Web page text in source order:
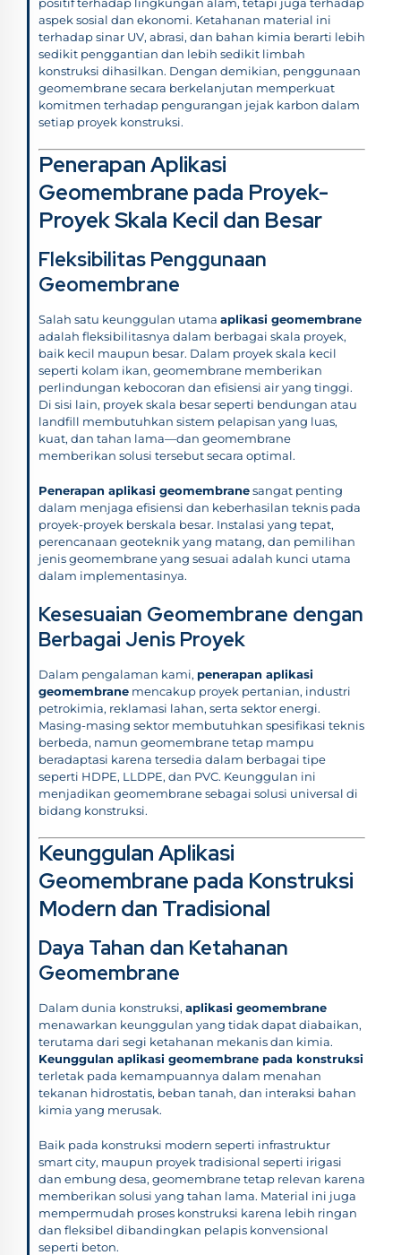
aspek sosial dan ekonomi. Ketahanan material ini
terhadap sinar UV, abrasi, dan bahan kimia berarti lebih
sedikit penggantian dan lebih sedikit limbah
konstruksi dihasilkan. Dengan demikian, penggunaan
geomembrane secara berkelanjutan memperkuat
komitmen terhadap pengurangan jejak karbon dalam
setiap proyek konstruksi.
Penerapan Aplikasi
Geomembrane pada Proyek-
Proyek Skala Kecil dan Besar
Fleksibilitas Penggunaan
Geomembrane
Salah satu keunggulan utama aplikasi geomembrane
adalah fleksibilitasnya dalam berbagai skala proyek,
baik kecil maupun besar. Dalam proyek skala kecil
seperti kolam ikan, geomembrane memberikan
perlindungan kebocoran dan efisiensi air yang tinggi.
Di sisi lain, proyek skala besar seperti bendungan atau
landfill membutuhkan sistem pelapisan yang luas,
kuat, dan tahan lama—dan geomembrane
memberikan solusi tersebut secara optimal.
Penerapan aplikasi geomembranesangat penting
dalam menjaga efisiensi dan keberhasilan teknis pada
proyek-proyek berskala besar. Instalasi yang tepat,
perencanaan geoteknik yang matang, dan pemilihan
jenis geomembrane yang sesuai adalah kunci utama
dalam implementasinya.
Kesesuaian Geomembrane dengan
Berbagai Jenis Proyek
Dalam pengalaman kami, penerapan aplikasi
geomembrane mencakup proyek pertanian, industri
petrokimia, reklamasi lahan, serta sektor energi.
Masing-masing sektor membutuhkan spesifikasi teknis
berbeda, namun geomembrane tetap mampu
beradaptasi karena tersedia dalam berbagai tipe
seperti HDPE, LLDPE, dan PVC. Keunggulan ini
menjadikan geomembrane sebagai solusi universal di
bidang konstruksi.
Keunggulan Aplikasi
Geomembrane pada Konstruksi
Modern dan Tradisional
Daya Tahan dan Ketahanan
Geomembrane
Dalam dunia konstruksi, aplikasi geomembrane
menawarkan keunggulan yang tidak dapat diabaikan,
terutama dari segi ketahanan mekanis dan kimia.
Keunggulan aplikasi geomembrane pada konstruksi
terletak pada kemampuannya dalam menahan
tekanan hidrostatis, beban tanah, dan interaksi bahan
kimia yang merusak.
Baik pada konstruksi modern seperti infrastruktur
smart city, maupun proyek tradisional seperti irigasi
dan embung desa, geomembrane tetap relevan karena
memberikan solusi yang tahan lama. Material ini juga
mempermudah proses konstruksi karena lebih ringan
dan fleksibel dibandingkan pelapis konvensional
seperti beton.